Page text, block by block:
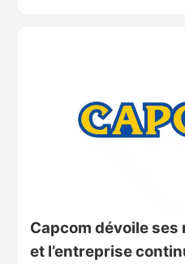
Capcom dévoile
et l’entreprise